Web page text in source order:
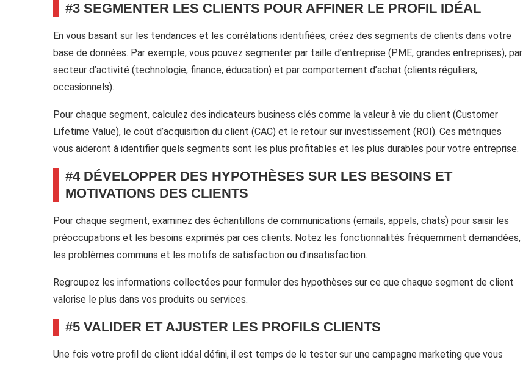
#3 SEGMENTER LES CLIENTS POUR AFFINER LE PROFIL IDÉAL
En vous basant sur les tendances et les corrélations identifiées, créez des segments de clients dans votre
base de données. Par exemple, vous pouvez segmenter par taille d’entreprise (PME, grandes entreprises), par
secteur d’activité (technologie, finance, éducation) et par comportement d’achat (clients réguliers,
occasionnels).
Pour chaque segment, calculez des indicateurs business clés comme la valeur à vie du client (Customer
Lifetime Value), le coût d’acquisition du client (CAC) et le retour sur investissement (ROI). Ces métriques
vous aideront à identifier quels segments sont les plus profitables et les plus durables pour votre entreprise.
#4 DÉVELOPPER DES HYPOTHÈSES SUR LES BESOINS ET
MOTIVATIONS DES CLIENTS
Pour chaque segment, examinez des échantillons de communications (emails, appels, chats) pour saisir les
préoccupations et les besoins exprimés par ces clients. Notez les fonctionnalités fréquemment demandées,
les problèmes communs et les motifs de satisfaction ou d’insatisfaction.
Regroupez les informations collectées pour formuler des hypothèses sur ce que chaque segment de client
valorise le plus dans vos produits ou services.
#5 VALIDER ET AJUSTER LES PROFILS CLIENTS
Une fois votre profil de client idéal défini, il est temps de le tester sur une campagne marketing que vous